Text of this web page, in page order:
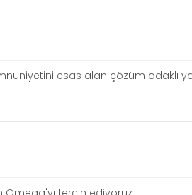
esas alan çözüm odaklı